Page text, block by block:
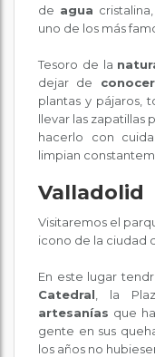
de agua
uno de los más
Tesoro de la
dejar de
plantas y pájaros,
llevar las zapatillas
hacerlo con
limpian
Valladolid
Visitaremos el
icono de la ciudad
En este lugar
Catedral , la
artesanías que
gente en sus
los años no